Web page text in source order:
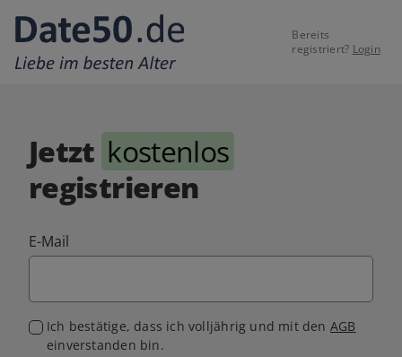
Bereits
registriert? Login
Jetzt kostenlos
registrieren
E-Mail
Ich bestätige, dass ich volljährig und mit den AGB
einverstanden bin.